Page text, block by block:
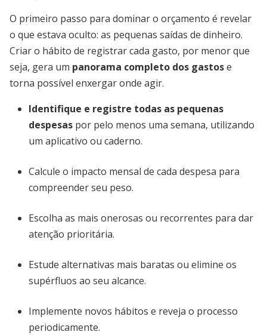
O primeiro passo para dominar o orçamento é revelar
o que estava oculto: as pequenas saídas de dinheiro.
Criar o hábito de registrar cada gasto, por menor que
seja, gera um panorama completo dos gastose
torna possível enxergar onde agir.
Identifique e registre todas as pequenas
despesas por pelo menos uma semana, utilizando
um aplicativo ou caderno.
Calcule o impacto mensal de cada despesa para
compreender seu peso.
Escolha as mais onerosas ou recorrentes para dar
atenção prioritária.
Estude alternativas mais baratas ou elimine os
supérfluos ao seu alcance.
Implemente novos hábitos e reveja o processo
periodicamente.